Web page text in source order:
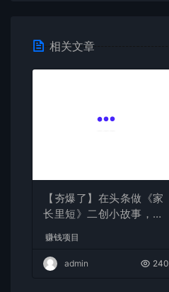
相关文章
【夯爆了】在头条做《家
长里短》二创小故事，这
赚钱项目
admin 240